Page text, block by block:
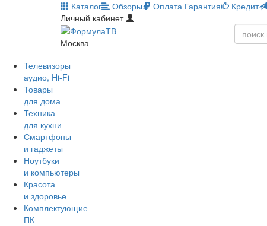
Каталог Обзоры Оплата Гарантия Кредит
Личный кабинет
Москва
Телевизоры
аудио, Hi-Fi
Товары
для дома
Техника
для кухни
Смартфоны
и гаджеты
Ноутбуки
и компьютеры
Красота
и здоровье
Комплектующие
ПК